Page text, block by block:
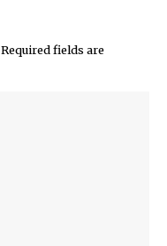
Required fields are